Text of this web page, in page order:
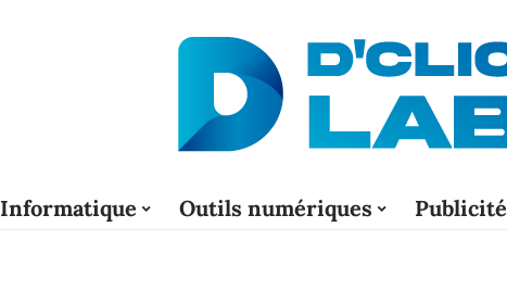
Informatique Outils numériques Publicité